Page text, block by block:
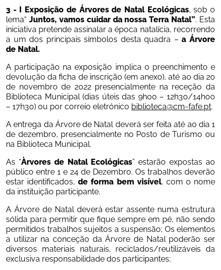
3 - I Exposição de Árvores de Natal Ecológicas, sob o
lema“ Juntos, vamos cuidar da nossa Terra Natal”. Esta
iniciativa pretende assinalar a época natalícia, recorrendo
a um dos principais símbolos desta quadra – a Árvore
de Natal.
A participação na exposição implica o preenchimento e
devolução da ficha de inscrição (em anexo), até ao dia 20
de novembro de 2022 presencialmente na receção da
Biblioteca Municipal (dias úteis das 9h00 – 12h30/14h00
– 17h30) ou por correio eletrónico biblioteca@cm-fafe.pt.
A entrega da Árvore de Natal deverá ser feita até ao dia 1
de dezembro, presencialmente no Posto de Turismo ou
na Biblioteca Municipal.
As “Àrvores de Natal Ecológicas” estarão expostas ao
público entre 1 e 24 de Dezembro. Os trabalhos deverão
estar identificados, de forma bem visível, com o nome
da instituição participante.
A Árvore de Natal deverá estar assente numa estrutura
sólida para permitir que fique sempre em pé, não sendo
permitidos trabalhos sujeitos a suspensão; Os elementos
a utilizar na conceção da Árvore de Natal poderão ser
diversos materiais naturais, reciclados/reutilizáveis da
exclusiva responsabilidade dos participantes;